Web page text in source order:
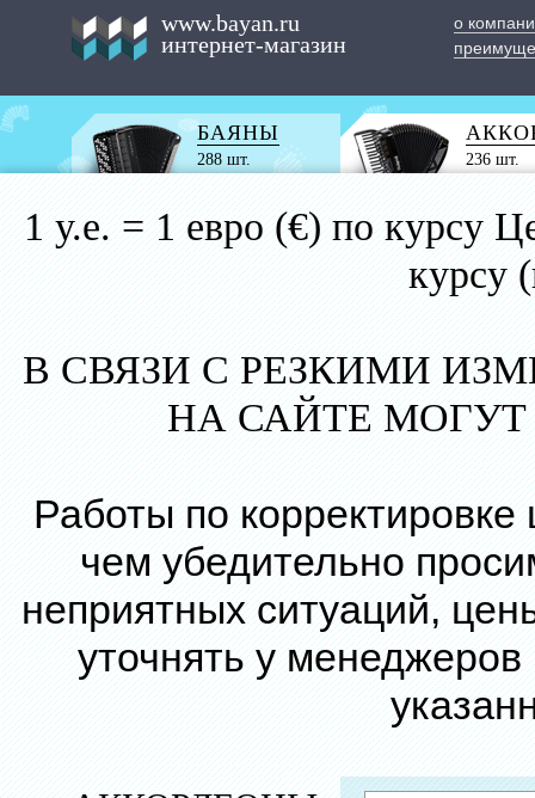
www.bayan.ru
интернет-магазин
о
БАЯНЫ
288 шт. 236 шт.
1 у.е. = 1 евро (€) по курсу
курсу
В СВЯЗИ С РЕЗКИМИ
НА САЙТЕ
Работы по
чем убедительно
неприятных ситуаций,
уточнять у